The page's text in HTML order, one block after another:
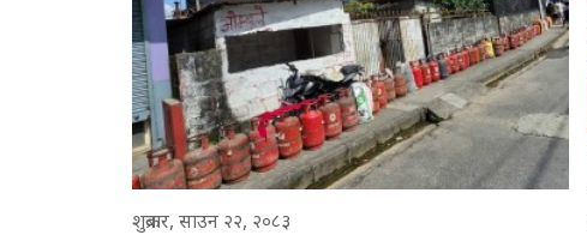
शुक्रबार, साउन २२, २०८३